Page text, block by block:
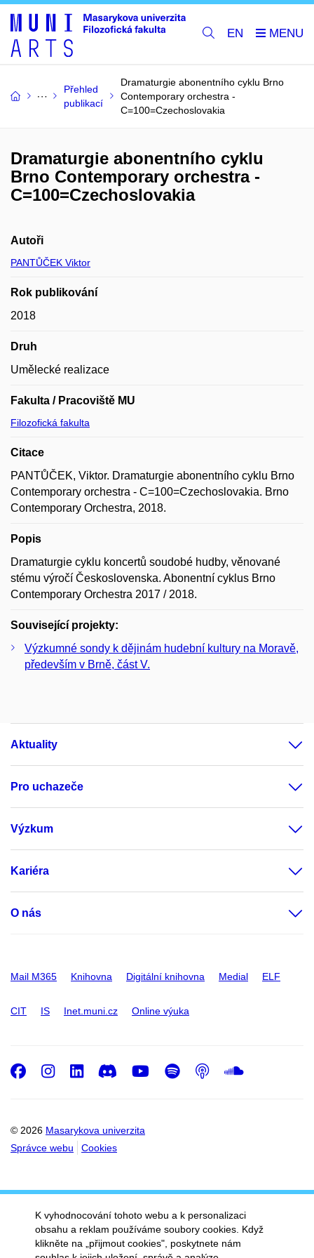
EN
Přehled
publikací
Dramaturgie abonentního cyklu Brno
Contemporary orchestra -
C=100=Czechoslovakia
Dramaturgie abonentního cyklu
Brno Contemporary orchestra -
C=100=Czechoslovakia
Autoři
PANTŮČEK Viktor
Rok publikování
2018
Druh
Umělecké realizace
Fakulta / Pracoviště MU
Filozofická fakulta
Citace
PANTŮČEK, Viktor. Dramaturgie abonentního cyklu Brno
Contemporary orchestra - C=100=Czechoslovakia. Brno
Contemporary Orchestra, 2018.
Popis
Dramaturgie cyklu koncertů soudobé hudby, věnované
stému výročí Československa. Abonentní cyklus Brno
Contemporary Orchestra 2017 / 2018.
Související projekty:
Výzkumné sondy k dějinám hudební kultury na Moravě,
především v Brně, část V.
Aktuality
Pro uchazeče
Výzkum
Kariéra
O nás
Mail M365 Knihovna Digitální knihovna Medial ELF
CIT IS Inet.muni.cz Online výuka
© 2026 Masarykova univerzita
Správce webu
Cookies
Facebook
Instagram
LinkedIn
DiscordYoutube
Spotify
Podcast
K vyhodnocování tohoto webu a k personalizaci
obsahu a reklam používáme soubory cookies. Když
klikněte na „přijmout cookies", poskytnete nám